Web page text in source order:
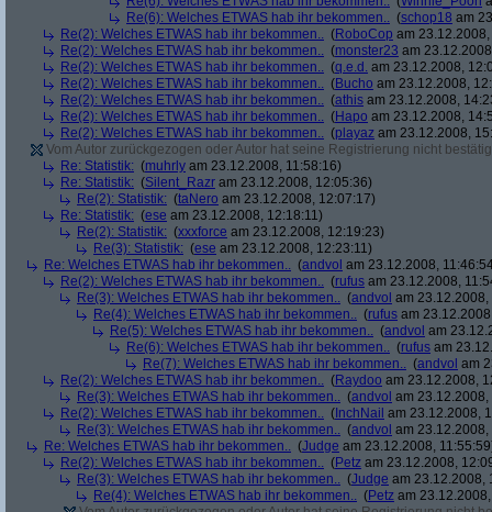
Re(6): Welches ETWAS hab ihr bekommen.. (schop18 am
Re(2): Welches ETWAS hab ihr bekommen.. (RoboCop am
Re(2): Welches ETWAS hab ihr bekommen.. (monster23 am
Re(2): Welches ETWAS hab ihr bekommen.. (q.e.d. am 23.12.2008,
Re(2): Welches ETWAS hab ihr bekommen.. (Bucho am 23.12.2008,
Re(2): Welches ETWAS hab ihr bekommen.. (athis am 23.12.2008,
Re(2): Welches ETWAS hab ihr bekommen.. (Hapo am 23.12.2008,
Re(2): Welches ETWAS hab ihr bekommen.. (playaz am 23.12.2008,
Vom Autor zurückgezogen oder Autor hat seine Registrierung nicht
Re: Statistik: (muhrly am 23.12.2008, 11:58:16)
Re: Statistik: (Silent_Razr am 23.12.2008, 12:05:36)
Re(2): Statistik: (taNero am 23.12.2008, 12:07:17)
Re: Statistik: (ese am 23.12.2008, 12:18:11)
Re(2): Statistik: (xxxforce am 23.12.2008, 12:19:23)
Re(3): Statistik: (ese am 23.12.2008, 12:23:11)
Re: Welches ETWAS hab ihr bekommen.. (andvol am 23.12.2008,
Re(2): Welches ETWAS hab ihr bekommen.. (rufus am 23.12.2008,
Re(3): Welches ETWAS hab ihr bekommen.. (andvol am
Re(4): Welches ETWAS hab ihr bekommen.. (rufus am
Re(5): Welches ETWAS hab ihr bekommen.. (andvol am
Re(6): Welches ETWAS hab ihr bekommen.. (rufus am
Re(7): Welches ETWAS hab ihr bekommen.. (andvol am
Re(2): Welches ETWAS hab ihr bekommen.. (Raydoo am 23.12.2008,
Re(3): Welches ETWAS hab ihr bekommen.. (andvol am
Re(2): Welches ETWAS hab ihr bekommen.. ( InchNail am 23.12.2008,
Re(3): Welches ETWAS hab ihr bekommen.. (andvol am
Re: Welches ETWAS hab ihr bekommen.. (Judge am 23.12.2008,
Re(2): Welches ETWAS hab ihr bekommen.. (Petz am 23.12.2008,
Re(3): Welches ETWAS hab ihr bekommen.. (Judge am 23.12.2008,
Re(4): Welches ETWAS hab ihr bekommen.. (Petz am